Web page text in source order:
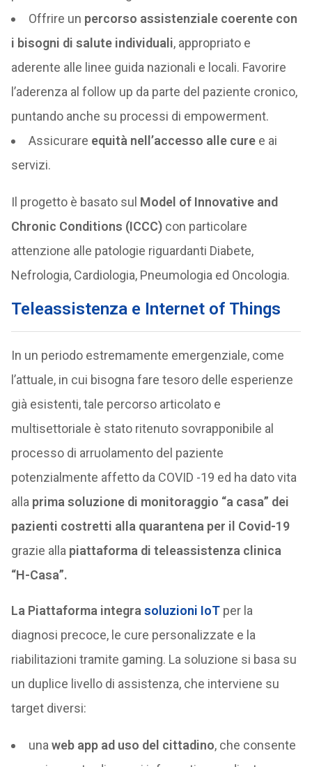
Offrire un percorso assistenziale coerente con
i bisogni di salute individuali, appropriato e
aderente alle linee guida nazionali e locali. Favorire
l’aderenza al follow up da parte del paziente cronico,
puntando anche su processi di empowerment.
Assicurare equità nell’accesso alle curee ai
servizi.
Il progetto è basato sul Model of Innovative and
Chronic Conditions (ICCC)con particolare
attenzione alle patologie riguardanti Diabete,
Nefrologia, Cardiologia, Pneumologia ed Oncologia.
Teleassistenza e Internet of Things
In un periodo estremamente emergenziale, come
l’attuale, in cui bisogna fare tesoro delle esperienze
già esistenti, tale percorso articolato e
multisettoriale è stato ritenuto sovrapponibile al
processo di arruolamento del paziente
potenzialmente affetto da COVID -19 ed ha dato vita
alla prima soluzione di monitoraggio “a casa” dei
pazienti costretti alla quarantena per il Covid-19
grazie alla piattaforma di teleassistenza clinica
“H-Casa”.
La Piattaforma integra soluzioni IoTper la
diagnosi precoce, le cure personalizzate e la
riabilitazioni tramite gaming. La soluzione si basa su
un duplice livello di assistenza, che interviene su
target diversi:
una web app ad uso del cittadino, che consente